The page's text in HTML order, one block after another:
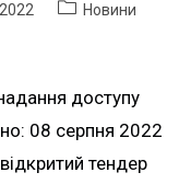
Новини
доступу
08 серпня 2022
тендер